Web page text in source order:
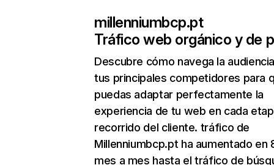
millenniumbcp.pt
Tráfico web orgánico y de
Descubre cómo navega la
tus principales competidores para
puedas adaptar perfectamente la
experiencia de tu web en cada
recorrido del cliente. tráfico de
Millenniumbcp.pt ha aumentado en
mes a mes hasta el tráfico de